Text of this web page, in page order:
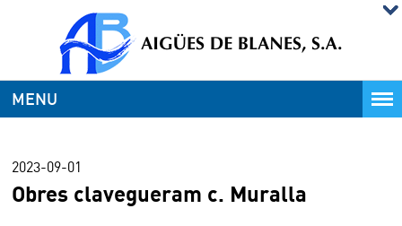
MENU
2023-09-01
Obres clavegueram c. Muralla